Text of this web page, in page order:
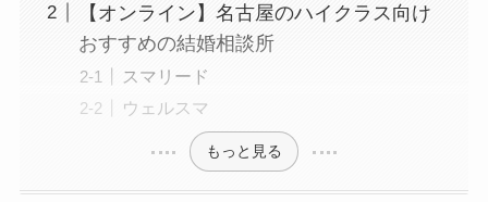
【オンライン】名古屋のハイクラス向け
おすすめの結婚相談所
スマリード
ウェルスマ
もっと見る